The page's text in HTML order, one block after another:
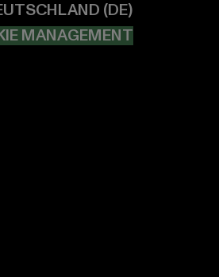
MANAGEMENT